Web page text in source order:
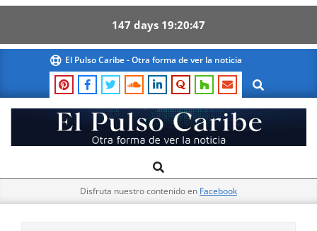
147 days 19 20 46
content
El Pulso Caribe - Otra forma de ver la noticia
Search
El
Pulso
Navigation
Search
Disfruta nuestro contenido en Facebook